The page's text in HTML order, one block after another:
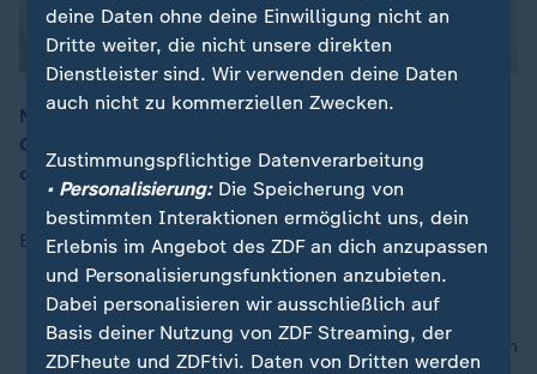
00:16
Nach dem Ende der Ampel-Koalition steht der FDP-
Ostverein hinter Christian Lindner. Für die Genossen in
der SPD-Parteibasis ist es ein Befreiungsschlag.
Bei den Grünen macht sich Ratlosigkeit breit.
nach oben
deine Daten ohne deine Einwilligung nicht an
Dritte weiter, die nicht unsere direkten
Dienstleister sind. Wir verwenden deine Daten
auch nicht zu kommerziellen Zwecken.
Zustimmungspflichtige Datenverarbeitung
• Personalisierung:Die Speicherung von
bestimmten Interaktionen ermöglicht uns, dein
Erlebnis im Angebot des ZDF an dich anzupassen
und Personalisierungsfunktionen anzubieten.
Dabei personalisieren wir ausschließlich auf
Basis deiner Nutzung von ZDF Streaming, der
ZDFheute und ZDFtivi. Daten von Dritten werden